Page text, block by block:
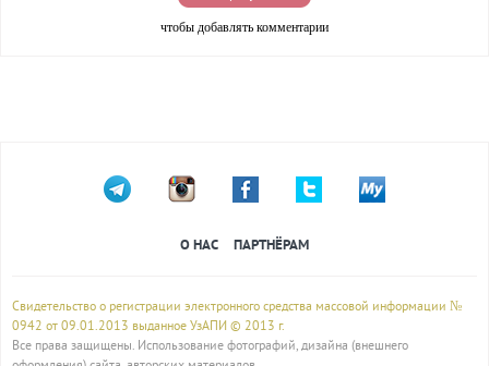
чтобы добавлять комментарии
О НАС ПАРТНЁРАМ
Свидетельство о регистрации электронного средства массовой информации №
0942 от 09.01.2013 выданное УзАПИ © 2013 г.
Все права защищены. Использование фотографий, дизайна (внешнего